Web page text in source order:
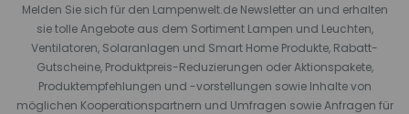
Melden Sie sich für den Lampenwelt.de Newsletter an und erhalten
sie tolle Angebote aus dem Sortiment Lampen und Leuchten,
Ventilatoren, Solaranlagen und Smart Home Produkte, Rabatt-
Gutscheine, Produktpreis-Reduzierungen oder Aktionspakete,
Produktempfehlungen und -vorstellungen sowie Inhalte von
möglichen Kooperationspartnern und Umfragen sowie Anfragen für